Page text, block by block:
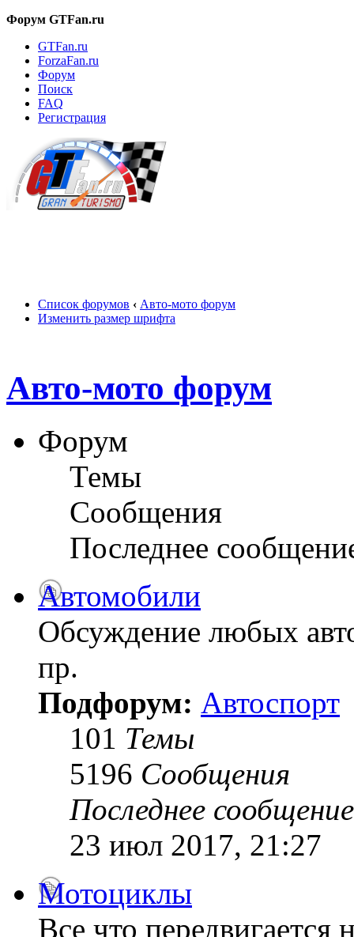
Форум GTFan.ru
GTFan.ru
ForzaFan.ru
Форум
Поиск
FAQ
Регистрация
Список форумов ‹ Авто-мото форум
Изменить размер шрифта
Авто-мото форум
Форум
Темы
Сообщения
Последнее
Автомобили
Обсуждение любых
пр.
Подфорум: Автоспорт
101 Темы
5196 Сообщения
Последнее сообщение
23 июл 2017, 21:27
Мотоциклы
Все что передвигается